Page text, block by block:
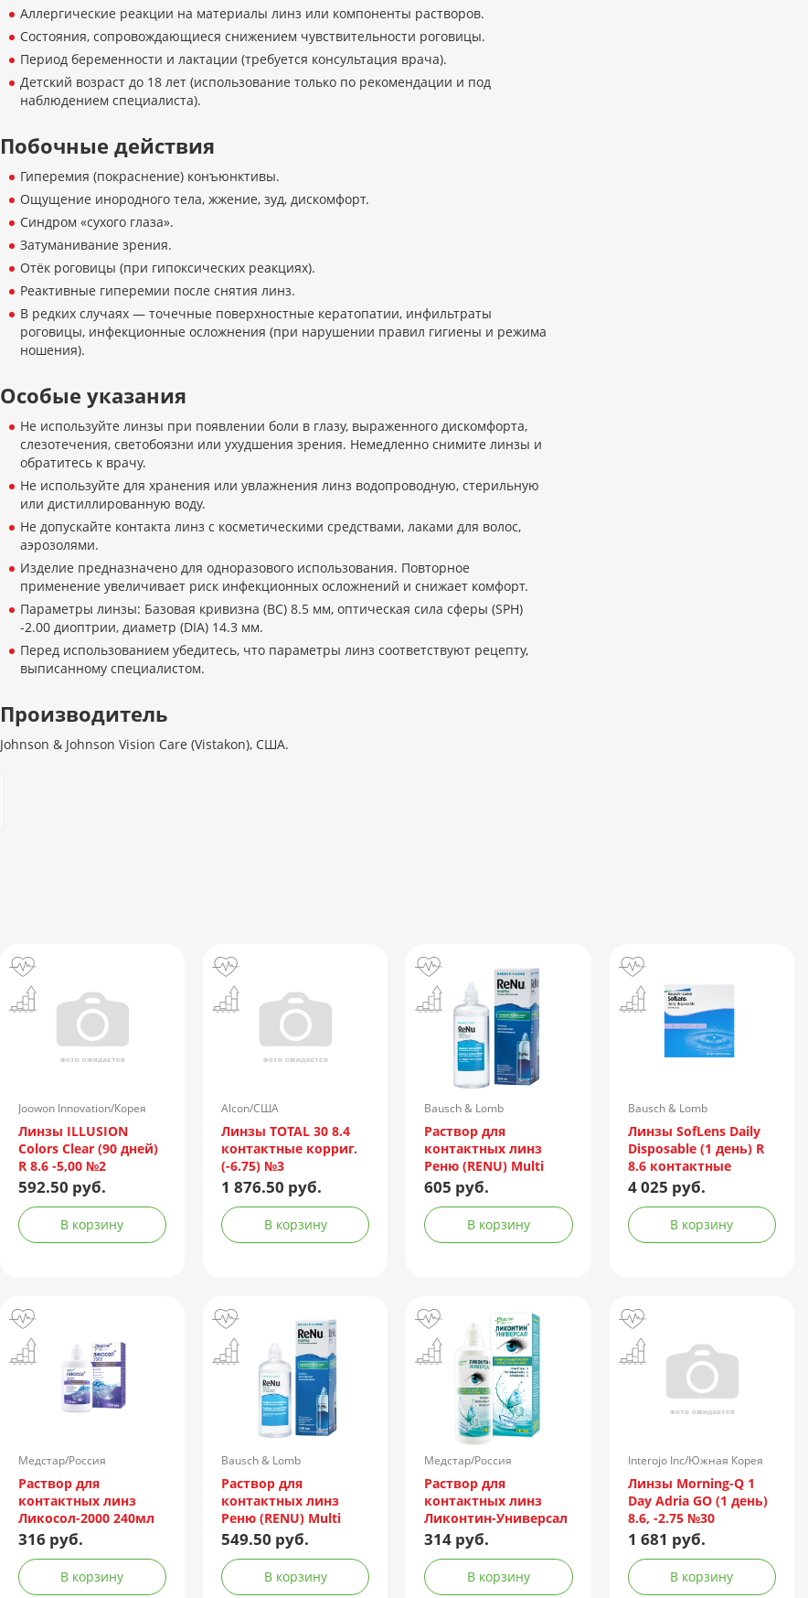
Аллергические реакции на материалы линз или компоненты растворов.
Состояния, сопровождающиеся снижением чувствительности роговицы.
Период беременности и лактации (требуется консультация врача).
Детский возраст до 18 лет (использование только по рекомендации и под
наблюдением специалиста).
Побочные действия
Гиперемия (покраснение) конъюнктивы.
Ощущение инородного тела, жжение, зуд, дискомфорт.
Синдром «сухого глаза».
Затуманивание зрения.
Отёк роговицы (при гипоксических реакциях).
Реактивные гиперемии после снятия линз.
В редких случаях — точечные поверхностные кератопатии, инфильтраты
роговицы, инфекционные осложнения (при нарушении правил гигиены и режима
ношения).
Особые указания
Не используйте линзы при появлении боли в глазу, выраженного дискомфорта,
слезотечения, светобоязни или ухудшения зрения. Немедленно снимите линзы и
обратитесь к врачу.
Не используйте для хранения или увлажнения линз водопроводную, стерильную
или дистиллированную воду.
Не допускайте контакта линз с косметическими средствами, лаками для волос,
аэрозолями.
Изделие предназначено для одноразового использования. Повторное
применение увеличивает риск инфекционных осложнений и снижает комфорт.
Параметры линзы: Базовая кривизна (BC) 8.5 мм, оптическая сила сферы (SPH)
-2.00 диоптрии, диаметр (DIA) 14.3 мм.
Перед использованием убедитесь, что параметры линз соответствуют рецепту,
выписанному специалистом.
Производитель
Johnson & Johnson Vision Care (Vistakon), США.
Joowon Innovation/Корея
Линзы ILLUSION
Colors Clear (90 дней)
R 8.6 -5,00 №2
592.50 руб.
В корзину
Alcon/США
Линзы TOTAL 30 8.4
контактные корриг.
(-6.75) №3
1 876.50 руб.
В корзину
Bausch & Lomb
Incorporated/Италия
Раствор для
контактных линз
Реню (RENU) Multi
Plus 360мл +
контейнер
605 руб.
В корзину
Bausch & Lomb
Линзы SofLens Daily
Disposable (1 день) R
8.6 контактные
мягкие корриг. -1,50
4 025 руб.
В корзину
Медстар/Россия
Раствор для
контактных линз
Ликосол-2000 240мл
316 руб.
В корзину
Bausch & Lomb
Incorporated/Италия
Раствор для
контактных линз
Реню (RENU) Multi
Plus 240мл +
контейнер
549.50 руб.
В корзину
Медстар/Россия
Раствор для
контактных линз
Ликонтин-Универсал
240мл
314 руб.
В корзину
Interojo Inc/Южная Корея
Линзы Morning-Q 1
Day Adria GO (1 день)
8.6, -2.75 №30
1 681 руб.
В корзину